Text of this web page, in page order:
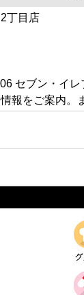
丁目店
セブン・イ
報をご案内。